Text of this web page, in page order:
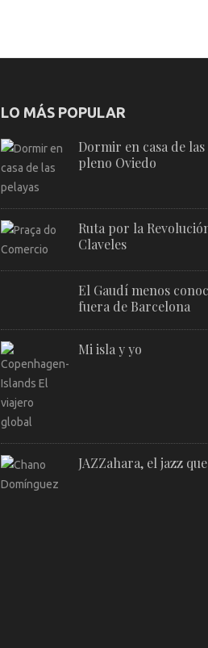
LO MÁS POPULAR
Dormir en casa de las
pleno Oviedo
Ruta por la
Claveles
El Gaudí menos
fuera de Barcelona
Mi isla y yo
JAZZahara, el jazz